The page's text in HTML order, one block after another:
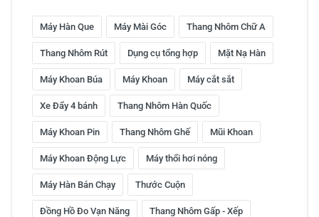
Máy Hàn Que Máy Mài Góc Thang Nhôm Chữ A
Thang Nhôm Rút Dụng cụ tổng hợp Mặt Nạ Hàn
Máy Khoan Búa Máy Khoan Máy cắt sắt
Xe Đẩy 4 bánh Thang Nhôm Hàn Quốc
Máy Khoan Pin Thang Nhôm Ghế Mũi Khoan
Máy Khoan Động Lực Máy thổi hơi nóng
Máy Hàn Bán Chạy Thước Cuộn
Đồng Hồ Đo Vạn Năng Thang Nhôm Gấp - Xếp